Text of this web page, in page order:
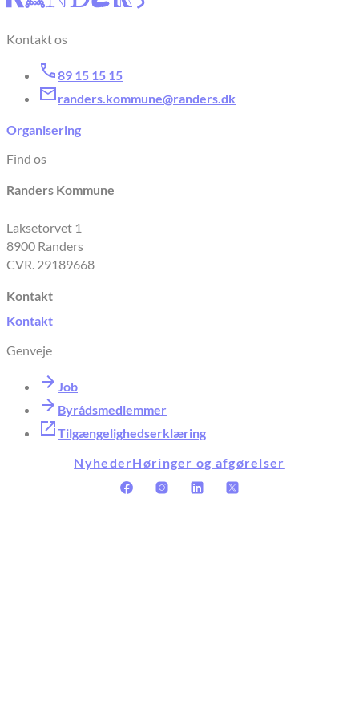
Kontakt os
89 15 15 15
randers.kommune@randers.dk
Organisering
Find os
Randers Kommune
Laksetorvet 1
8900 Randers
CVR. 29189668
Kontakt
Kontakt
Genveje
Job
Byrådsmedlemmer
Tilgængelighedserklæring
NyhederHøringer og afgørelser